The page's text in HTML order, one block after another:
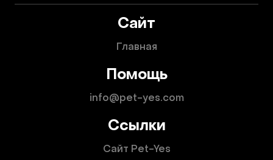
Сайт
Главная
Помощь
info@pet-yes.com
Ссылки
Сайт Pet-Yes